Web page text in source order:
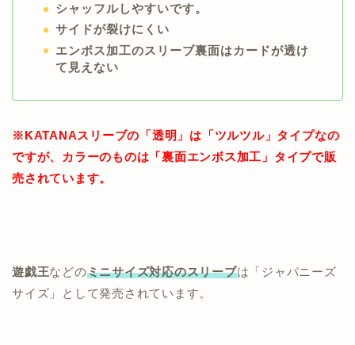
シャッフルしやすいです。
サイドが裂けにくい
エンボス加工のスリーブ裏面はカードが透け
て見えない
※KATANAスリーブの「透明」は「ツルツル」タイプなの
ですが、カラーのものは「裏面エンボス加工」タイプで販
売されています。
遊戯王などのミニサイズ対応のスリーブは「ジャパニーズ
サイズ」として発売されています。